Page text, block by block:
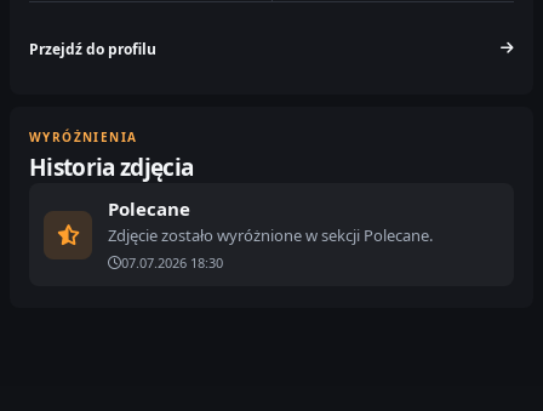
Przejdź do profilu
WYRÓŻNIENIA
Historia zdjęcia
Polecane
Zdjęcie zostało wyróżnione w sekcji Polecane.
07.07.2026 18:30